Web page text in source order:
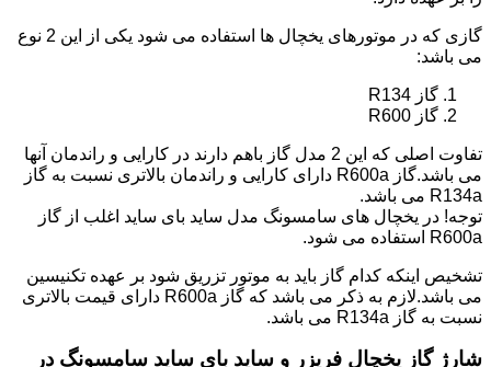
گازی که در موتورهای یخچال ها استفاده می شود یکی از این 2 نوع
می باشد:
گاز R134
گاز R600
تفاوت اصلی که این 2 مدل گاز باهم دارند در کارایی و راندمان آنها
می باشد.گاز R600a دارای کارایی و راندمان بالاتری نسبت به گاز
R134a می باشد.
توجه! در یخچال های سامسونگ مدل ساید بای ساید اغلب از گاز
R600a استفاده می شود.
تشخیص اینکه کدام گاز باید به موتور تزریق شود بر عهده تکنیسین
می باشد.لازم به ذکر می باشد که گاز R600a دارای قیمت بالاتری
نسبت به گاز R134a می باشد.
شارژ گاز یخچال فریزر و ساید بای ساید سامسونگ در